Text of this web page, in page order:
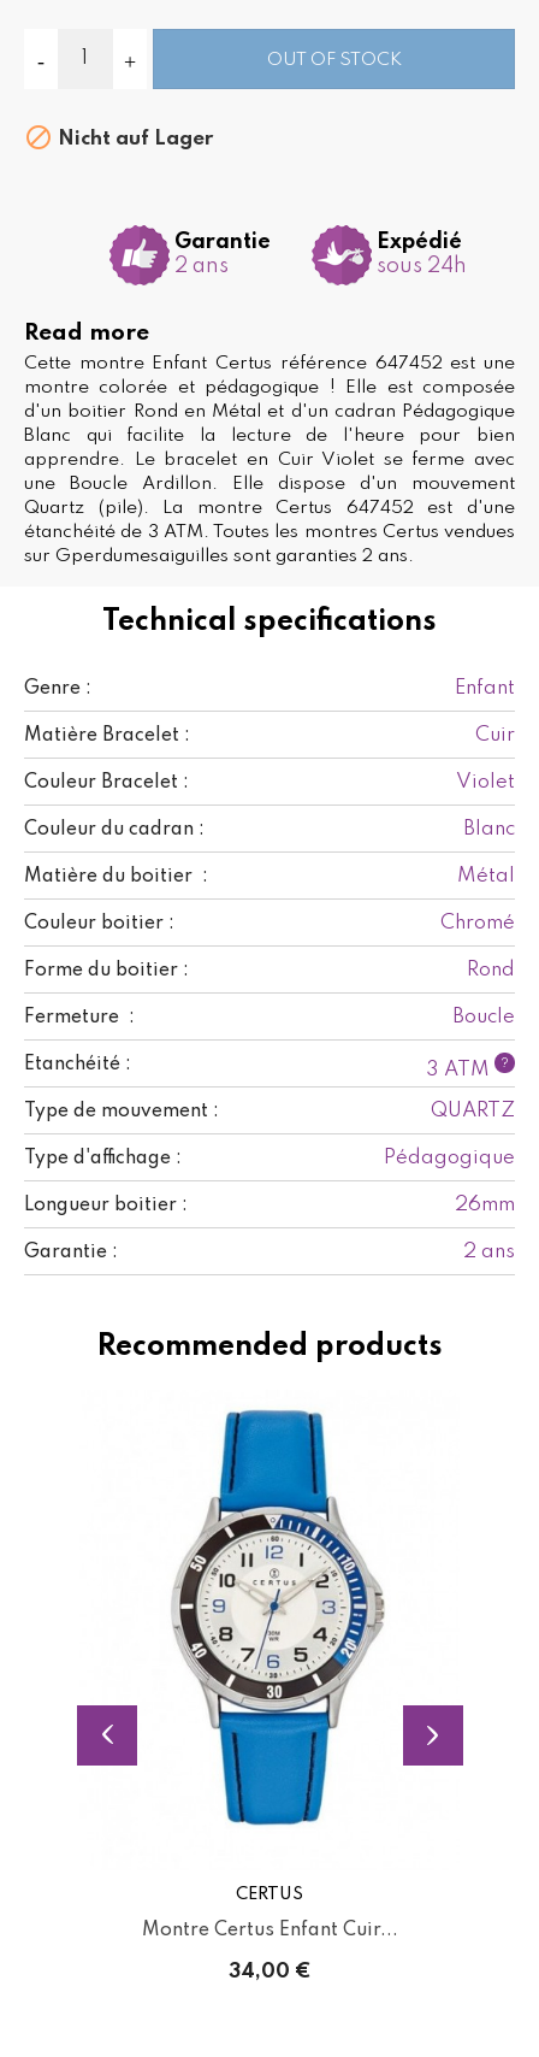
Technical specifications
Genre : Enfant
Matière Bracelet : Cuir
Couleur Bracelet : Violet
Couleur du cadran : Blanc
Matière du boitier : Métal
Couleur boitier : Chromé
Forme du boitier : Rond
Fermeture : Boucle
Etanchéité : 3 ATM ?
Type de mouvement : QUARTZ
Type d'affichage : Pédagogique
Longueur boitier : 26mm
Garantie : 2 ans
OUT OF STOCK
 Nicht auf Lager
Garantie
2 ans
Expédié
sous 24h
Read more
Cette montre Enfant Certus référence 647452 est une
montre colorée et pédagogique ! Elle est composée
d'un boitier Rond en Métal et d'un cadran Pédagogique
Blanc qui facilite la lecture de l'heure pour bien
apprendre. Le bracelet en Cuir Violet se ferme avec
une Boucle Ardillon. Elle dispose d'un mouvement
Quartz (pile). La montre Certus 647452 est d'une
étanchéité de 3 ATM. Toutes les montres Certus vendues
sur Gperdumesaiguilles sont garanties 2 ans.
Recommended products
CERTUS
Montre Certus Enfant Cuir...
34,00 €